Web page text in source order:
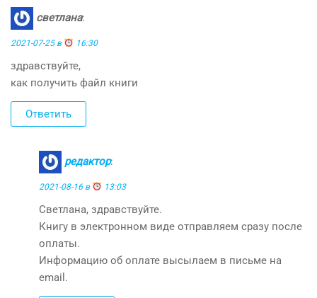
светлана:
2021-07-25 в 16:30
здравствуйте,
как получить файл книги
Ответить
редактор:
2021-08-16 в 13:03
Светлана, здравствуйте.
Книгу в электронном виде отправляем сразу после
оплаты.
Информацию об оплате высылаем в письме на
email.